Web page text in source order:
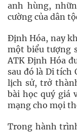
anh hùng,
cường của dân
Định Hóa, nay
một biểu tượng
ATK Định Hóa
sau đó là Di tích
lịch sử, trở
bài học quý giá
mạng cho mọi
Trong hành